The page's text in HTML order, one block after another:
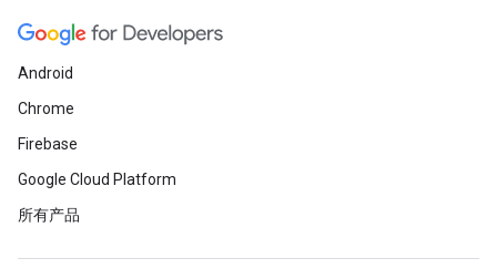
Android
Chrome
Firebase
Google Cloud Platform
所有产品